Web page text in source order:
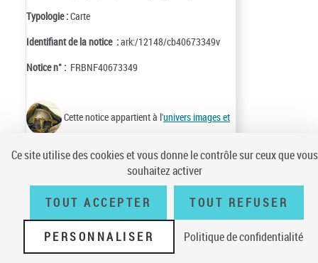
Typologie :Carte
Identifiant de la notice :ark:/12148/cb40673349v
Notice n° : FRBNF40673349
Cette notice appartient à l'univers images et
Conditions générales d'utilisation | Plan du site
Écrire à la
BnF | Accessibilité (non conforme) | V 23.1.0
Ce site utilise des cookies et vous donne le contrôle sur ceux que vous
souhaitez activer
TOUT ACCEPTER TOUT REFUSER
PERSONNALISER Politique de confidentialité